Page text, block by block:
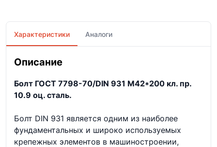
Характеристики Аналоги
Описание
Болт ГОСТ 7798-70/DIN 931 М42*200 кл. пр.
10.9 оц. сталь.
Болт DIN 931 является одним из наиболее
фундаментальных и широко используемых
крепежных элементов в машиностроении,